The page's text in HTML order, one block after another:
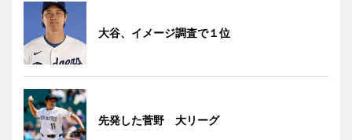
大谷、イメージ調査で１位
先発した菅野 大リーグ